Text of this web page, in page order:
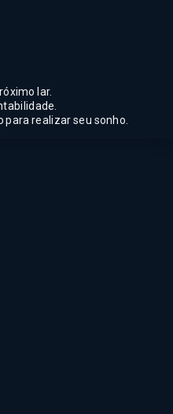
lar.
realizar seu sonho.